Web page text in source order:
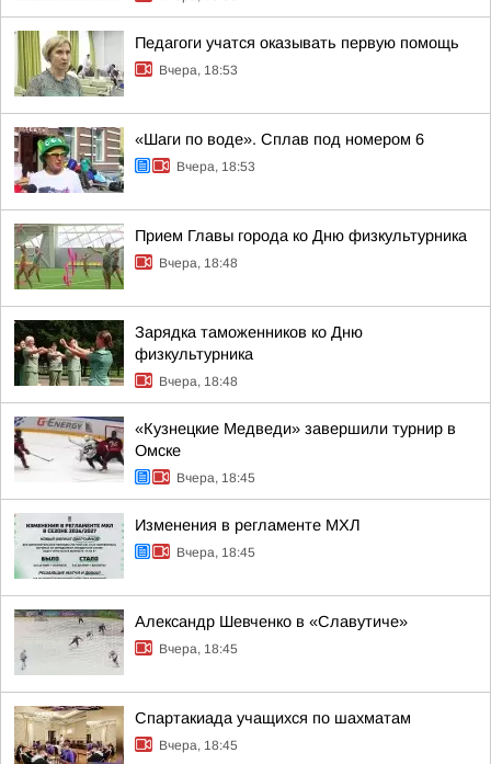
Педагоги учатся оказывать первую помощь
Вчера, 18:53
«Шаги по воде». Сплав под номером 6
Вчера, 18:53
Прием Главы города ко Дню физкультурника
Вчера, 18:48
Зарядка таможенников ко Дню
физкультурника
Вчера, 18:48
«Кузнецкие Медведи» завершили турнир в
Омске
Вчера, 18:45
Изменения в регламенте МХЛ
Вчера, 18:45
Александр Шевченко в «Славутиче»
Вчера, 18:45
Спартакиада учащихся по шахматам
Вчера, 18:45